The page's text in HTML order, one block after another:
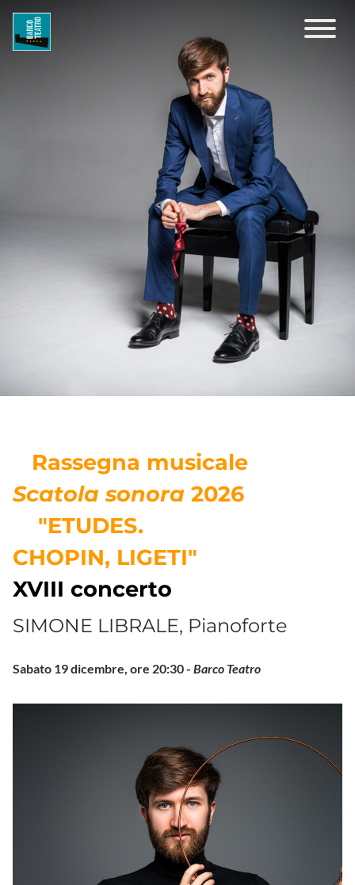
Rassegna musicale
Scatola sonora 2026
"ETUDES.
CHOPIN, LIGETI"
XVIII concerto
SIMONE LIBRALE, Pianoforte
Sabato 19 dicembre, ore 20:30 - Barco Teatro